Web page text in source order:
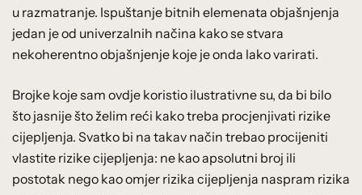
u razmatranje. Ispuštanje bitnih elemenata objašnjenja
jedan je od univerzalnih načina kako se stvara
nekoherentno objašnjenje koje je onda lako varirati.
Brojke koje sam ovdje koristio ilustrativne su, da bi bilo
što jasnije što želim reći kako treba procjenjivati rizike
cijepljenja. Svatko bi na takav način trebao procijeniti
vlastite rizike cijepljenja: ne kao apsolutni broj ili
postotak nego kao omjer rizika cijepljenja naspram rizika